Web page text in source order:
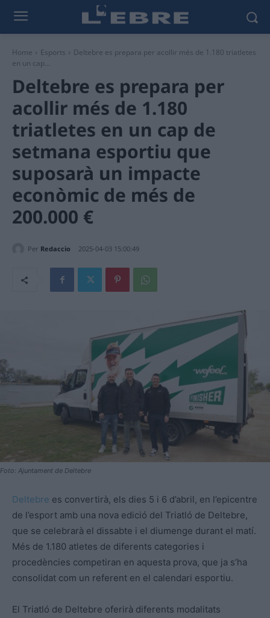
Home Esports
Deltebre es prepara per acollir més de 1.180 triatletes
en un cap...
Deltebre es prepara per
acollir més de 1.180
triatletes en un cap de
setmana esportiu que
suposarà un impacte
econòmic de més de
200.000 €
Per Redaccio 2025-04-03 15:00:49
Foto: Ajuntament de Deltebre
Deltebre es convertirà, els dies 5 i 6 d’abril, en l’epicentre
de l’esport amb una nova edició del Triatló de Deltebre,
que se celebrarà el dissabte i el diumenge durant el matí.
Més de 1.180 atletes de diferents categories i
procedències competiran en aquesta prova, que ja s’ha
consolidat com un referent en el calendari esportiu.
El Triatló de Deltebre oferirà diferents modalitats